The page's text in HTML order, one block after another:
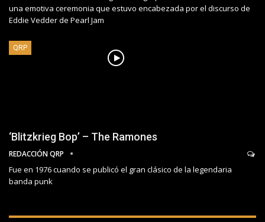
una emotiva ceremonia que estuvo encabezada por el discurso de
Eddie Vedder de Pearl Jam
QRP
‘Blitzkrieg Bop’ – The Ramones
REDACCIÓN QRP
Fue en 1976 cuando se publicó el gran clásico de la legendaria
banda punk